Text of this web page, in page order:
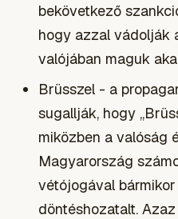
bekövetkező
hogy azzal vádolják
valójában maguk
Brüsszel - a
sugallják, hogy
miközben a valóság
Magyarország
vétójogával
döntéshozatalt.